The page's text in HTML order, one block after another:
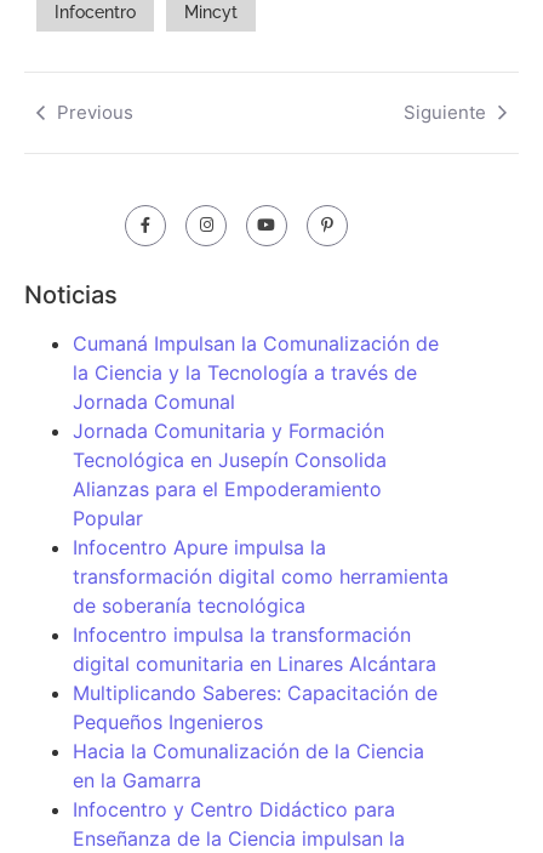
Infocentro Mincyt
Previous Siguiente
Noticias
Cumaná Impulsan la Comunalización de
la Ciencia y la Tecnología a través de
Jornada Comunal
Jornada Comunitaria y Formación
Tecnológica en Jusepín Consolida
Alianzas para el Empoderamiento
Popular
Infocentro Apure impulsa la
transformación digital como herramienta
de soberanía tecnológica
Infocentro impulsa la transformación
digital comunitaria en Linares Alcántara
Multiplicando Saberes: Capacitación de
Pequeños Ingenieros
Hacia la Comunalización de la Ciencia
en la Gamarra
Infocentro y Centro Didáctico para
Enseñanza de la Ciencia impulsan la